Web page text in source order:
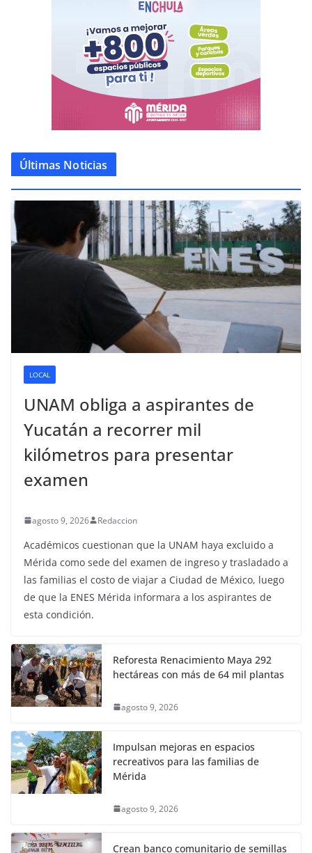
Últimas Noticias
LOCAL
UNAM obliga a aspirantes de
Yucatán a recorrer mil
kilómetros para presentar
examen
agosto 9, 2026 Redaccion
Académicos cuestionan que la UNAM haya excluido a
Mérida como sede del examen de ingreso y trasladado a
las familias el costo de viajar a Ciudad de México, luego
de que la ENES Mérida informara a los aspirantes de
esta condición.
Reforesta Renacimiento Maya 292
hectáreas con más de 64 mil plantas
agosto 9, 2026
Impulsan mejoras en espacios
recreativos para las familias de
Mérida
agosto 9, 2026
Crean banco comunitario de semillas